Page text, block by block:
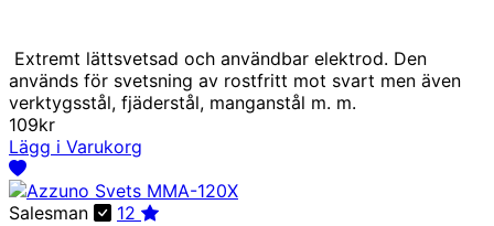
Extremt lättsvetsad och användbar elektrod. Den
används för svetsning av rostfritt mot svart men även
verktygsstål, fjäderstål, manganstål m. m.
109kr
Lägg i Varukorg
Salesman 12